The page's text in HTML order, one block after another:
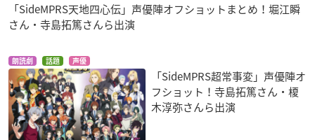
「SideMPRS天地四心伝」声優陣オフショットまとめ！堀江瞬
さん・寺島拓篤さんら出演
朗読劇 話題 声優
「SideMPRS超常事変」声優陣オ
フショット！寺島拓篤さん・榎
木淳弥さんら出演